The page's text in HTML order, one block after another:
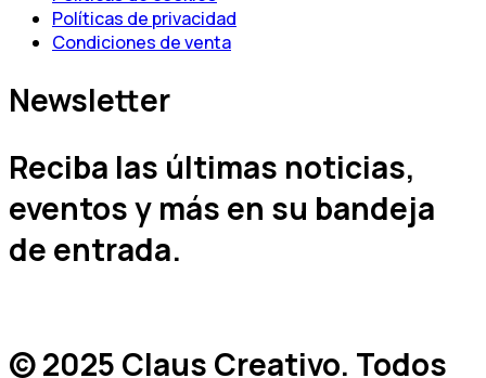
Políticas de privacidad
Condiciones de venta
Newsletter
Reciba las últimas noticias,
eventos y más en su bandeja
de entrada.
© 2025 Claus Creativo. Todos